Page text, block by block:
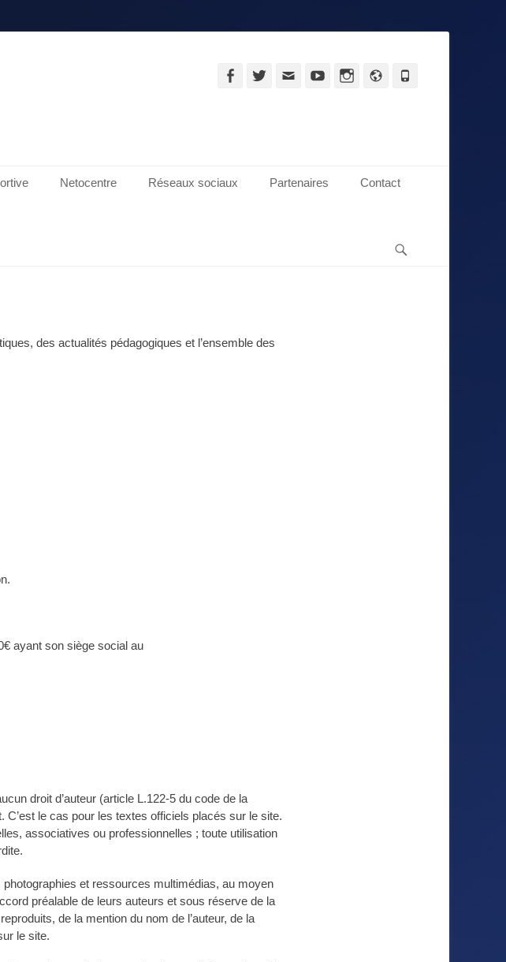
FacebookTwitterAdresseYouTubeInstagram
Site
Netocentre Réseaux sociaux Partenaires Contact
des actualités pédagogiques et l’ensemble des
ayant son siège social au
droit d’auteur (article L.122-5 du code de la
le cas pour les textes officiels placés sur le site.
associatives ou professionnelles ; toute utilisation
et ressources multimédias, au moyen
préalable de leurs auteurs et sous réserve de la
de la mention du nom de l’auteur, de la
le site.